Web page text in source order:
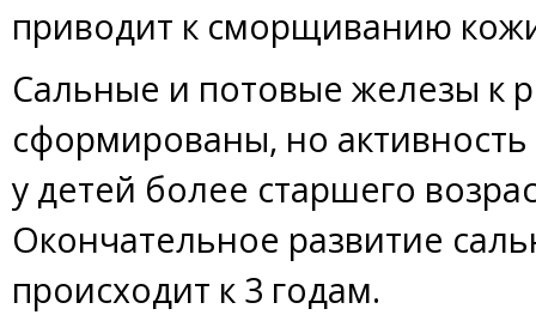
приводит к сморщиванию
Сальные и потовые железы к
сформированы, но
у детей более старшего
Окончательное развитие
происходит к 3 годам.